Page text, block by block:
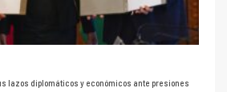
lazos diplomáticos y económicos ante presiones